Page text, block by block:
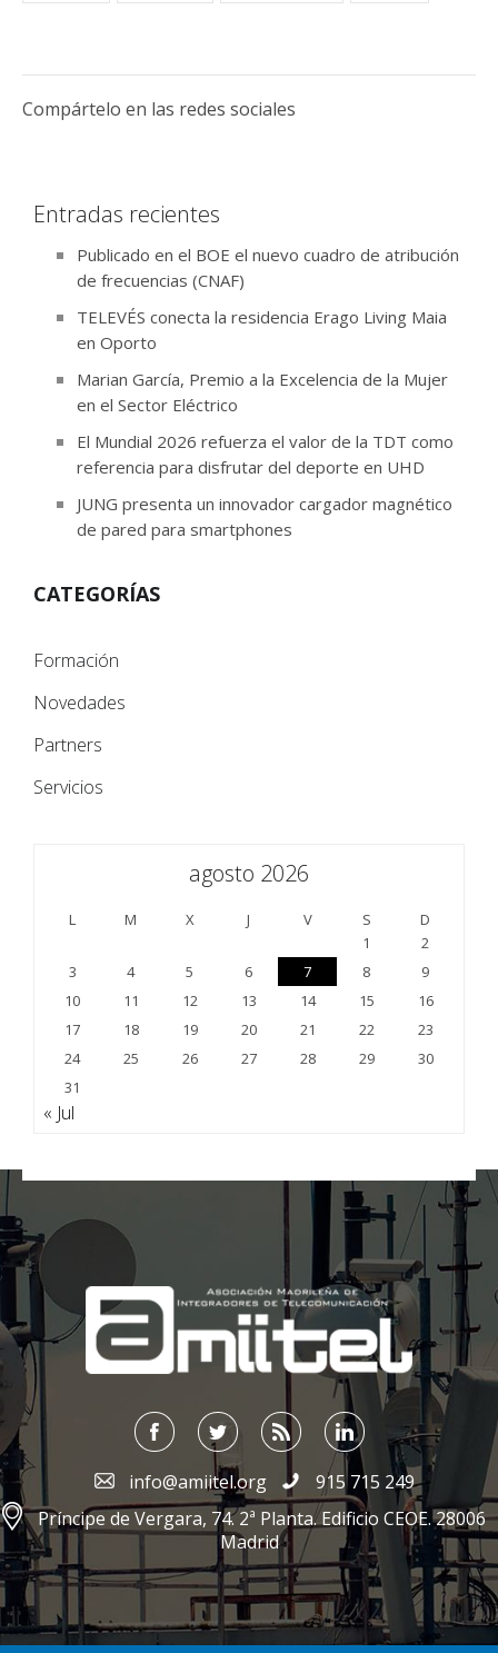
Compártelo en las redes sociales
Entradas recientes
Publicado en el BOE el nuevo cuadro de atribución
de frecuencias (CNAF)
TELEVÉS conecta la residencia Erago Living Maia
en Oporto
Marian García, Premio a la Excelencia de la Mujer
en el Sector Eléctrico
El Mundial 2026 refuerza el valor de la TDT como
referencia para disfrutar del deporte en UHD
JUNG presenta un innovador cargador magnético
de pared para smartphones
CATEGORÍAS
Formación
Novedades
Partners
Servicios
agosto 2026
L M X J V S
D
1
2
3
4 5 6 7 8
9
10
11 12 13 14 15
16
17
18 19 20 21 22
23
24
25 26 27 28 29
30
31
« Jul
;
info@amiitel.org
915 715 249
Príncipe de Vergara, 74. 2ª Planta. Edificio CEOE. 28006
Madrid